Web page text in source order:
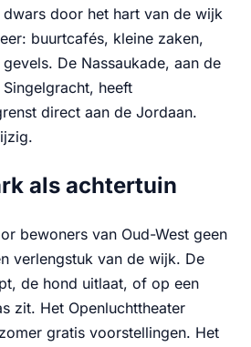
door het hart van de wijk
buurtcafés, kleine zaken,
De Nassaukade, aan de
heeft
direct aan de Jordaan.
als achtertuin
bewoners van Oud-West geen
verlengstuk van de wijk. De
de hond uitlaat, of op een
zit. Het Openluchttheater
gratis voorstellingen. Het